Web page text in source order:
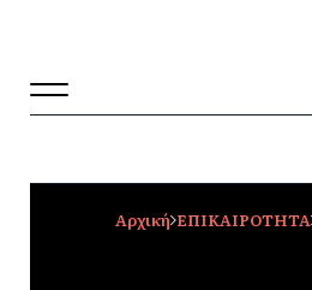
Αρχική ΕΠΙΚΑΙΡΟΤΗΤΑ